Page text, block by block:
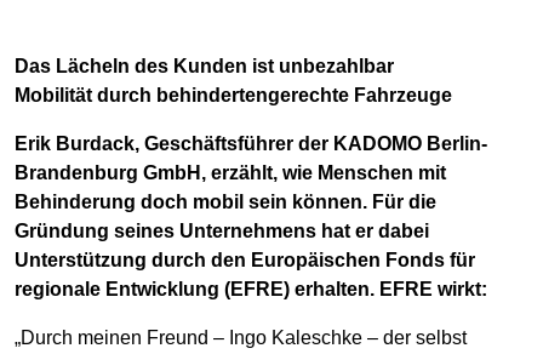
Das Lächeln des Kunden ist unbezahlbar
Mobilität durch behindertengerechte Fahrzeuge
Erik Burdack, Geschäftsführer der KADOMO Berlin-
Brandenburg GmbH, erzählt, wie Menschen mit
Behinderung doch mobil sein können. Für die
Gründung seines Unternehmens hat er dabei
Unterstützung durch den Europäischen Fonds für
regionale Entwicklung (EFRE) erhalten. EFRE wirkt:
„Durch meinen Freund – Ingo Kaleschke – der selbst